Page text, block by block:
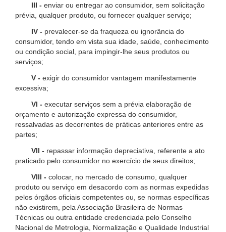
III - enviar ou entregar ao consumidor, sem solicitação
prévia, qualquer produto, ou fornecer qualquer serviço;
IV - prevalecer-se da fraqueza ou ignorância do
consumidor, tendo em vista sua idade, saúde, conhecimento
ou condição social, para impingir-lhe seus produtos ou
serviços;
V - exigir do consumidor vantagem manifestamente
excessiva;
VI - executar serviços sem a prévia elaboração de
orçamento e autorização expressa do consumidor,
ressalvadas as decorrentes de práticas anteriores entre as
partes;
VII - repassar informação depreciativa, referente a ato
praticado pelo consumidor no exercício de seus direitos;
VIII - colocar, no mercado de consumo, qualquer
produto ou serviço em desacordo com as normas expedidas
pelos órgãos oficiais competentes ou, se normas específicas
não existirem, pela Associação Brasileira de Normas
Técnicas ou outra entidade credenciada pelo Conselho
Nacional de Metrologia, Normalização e Qualidade Industrial